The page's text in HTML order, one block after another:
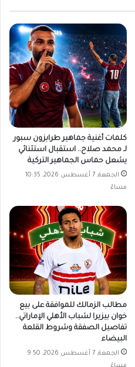
كلمات أغنية جماهير طرابزون سبور
لـ محمد صلاح.. استقبال استثنائي
يشعل حماس الجماهير التركية
الجمعة, 7 أغسطس 2026, 10:35
مساءً
مطالب الزمالك للموافقة على بيع
خوان بيزيرا لشباب الأهلي الإماراتي..
تفاصيل الصفقة وشروط القلعة
البيضاء
الجمعة, 7 أغسطس 2026, 9:50